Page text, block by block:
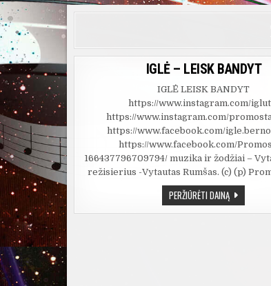
IGLĖ – LEISK BANDYT
IGLĖ LEISK BANDYT
https://www.instagram.com/
https://www.instagram.com/
https://www.facebook.com/
https://www.facebook.com/
166437796709794/ muzika ir žodžiai –
režisierius -Vytautas Rumšas. (c) (p)
PERŽIŪRĖTI DAINĄIGLĖ
–
LEISK